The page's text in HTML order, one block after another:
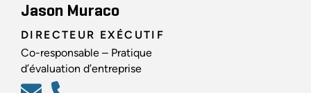
Jason Muraco
DIRECTEUR EXÉCUTIF
Co-responsable – Pratique
d’évaluation d’entreprise